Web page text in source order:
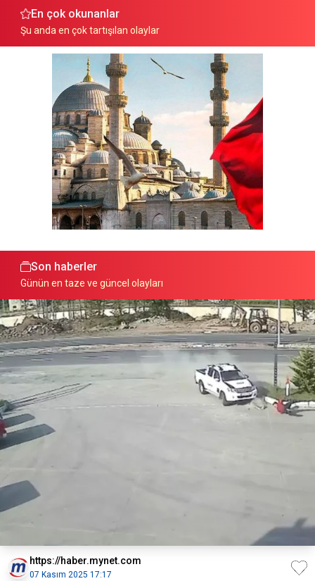
En çok okunanlar
Şu anda en çok tartışılan olaylar
Son haberler
Günün en taze ve güncel olayları
https://haber.mynet.com
07 Kasım 2025 17:17